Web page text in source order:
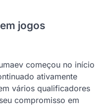
jogos
começou no início
ativamente
vários qualificadores
compromisso em